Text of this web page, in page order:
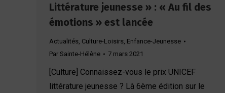
Littérature jeunesse » : « Au fil des
émotions » est lancée
Actualités, Culture-Loisirs, Enfance-Jeunesse
Par Sainte-Hélène 7 mars 2021
[Culture] Connaissez-vous le prix UNICEF
littérature jeunesse ? Là 6ème édition sur le